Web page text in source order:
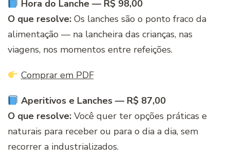
Hora do Lanche — R$ 98,00
O que resolve: Os lanches são o ponto fraco da
alimentação — na lancheira das crianças, nas
viagens, nos momentos entre refeições.
Comprar em PDF
Aperitivos e Lanches — R$ 87,00
O que resolve: Você quer ter opções práticas e
naturais para receber ou para o dia a dia, sem
recorrer a industrializados.